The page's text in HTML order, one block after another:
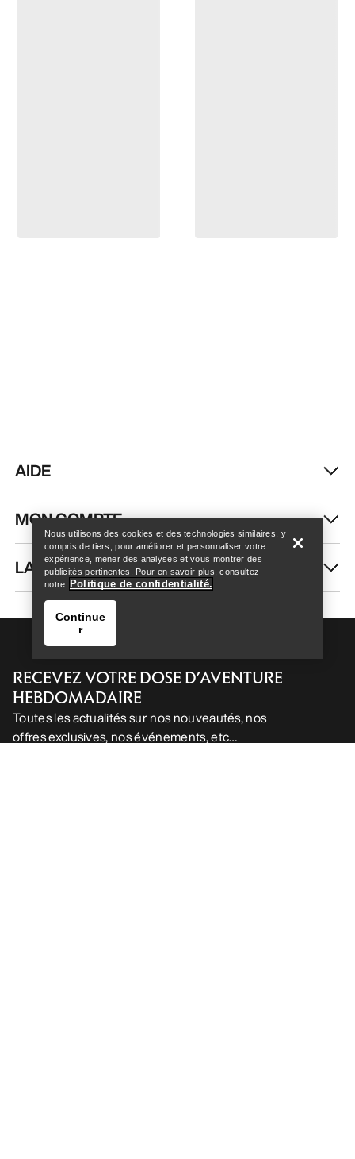
Help
Help
AIDE
MON COMPTE
LAVAGE ET RÉPARATION
RECEVEZ VOTRE DOSE D’AVENTURE
HEBDOMADAIRE
Toutes les actualités sur nos nouveautés, nos
offres exclusives, nos événements, etc…
Nous utilisons des cookies et des technologies similaires, y
compris de tiers, pour améliorer et personnaliser votre
expérience, mener des analyses et vous montrer des
publicités pertinentes. Pour en savoir plus, consultez
notre
Politique de confidentialité.
Continue
r